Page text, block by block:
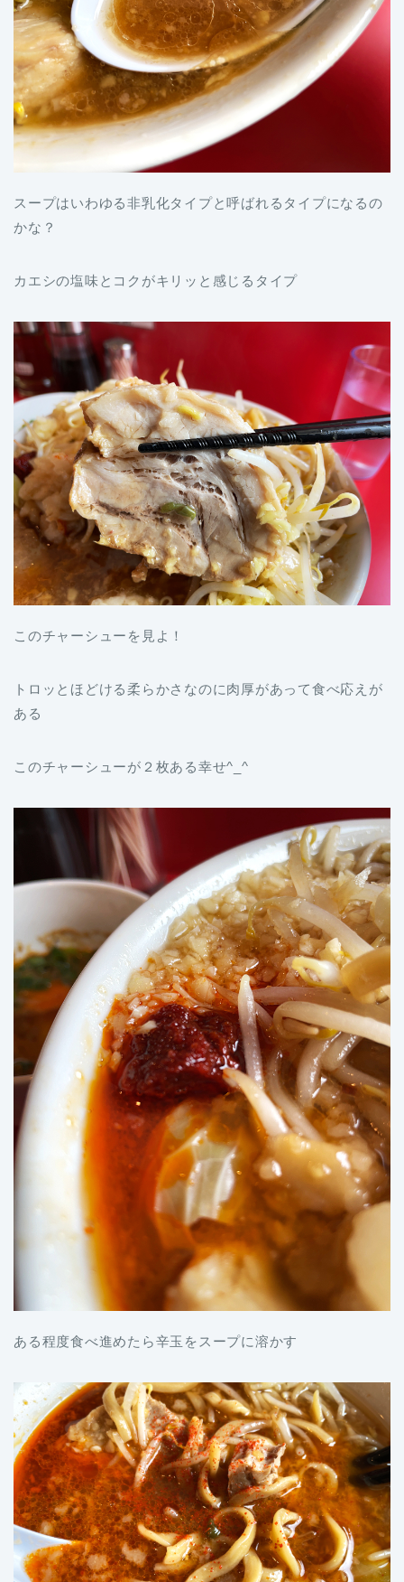
スープはいわゆる非乳化タイプと呼ばれるタイプになるの
かな？
カエシの塩味とコクがキリッと感じるタイプ
このチャーシューを見よ！
トロッとほどける柔らかさなのに肉厚があって食べ応えが
ある
このチャーシューが２枚ある幸せ^_^
ある程度食べ進めたら辛玉をスープに溶かす